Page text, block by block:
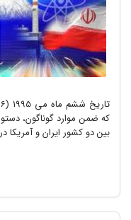
که ضمن موارد گوناگون،
بین دو کشور ایران و آمریکا